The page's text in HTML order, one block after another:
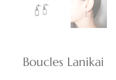
Boucles Lanikai